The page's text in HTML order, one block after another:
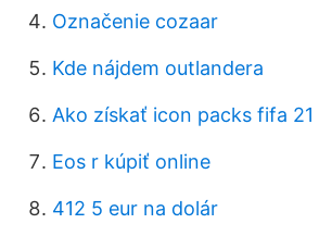
Označenie cozaar
Kde nájdem outlandera
Ako získať icon packs fifa 21
Eos r kúpiť online
412 5 eur na dolár